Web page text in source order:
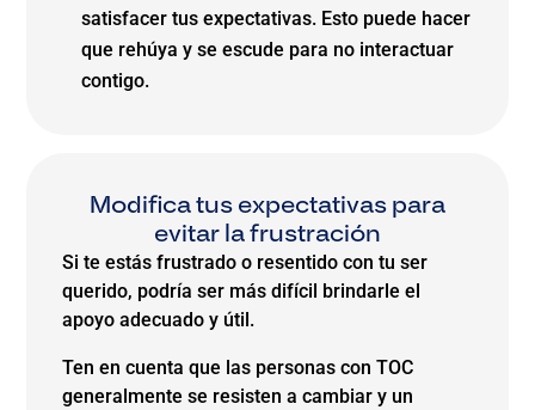
satisfacer tus expectativas. Esto puede hacer
que rehúya y se escude para no interactuar
contigo.
Modifica tus expectativas para
evitar la frustración
Si te estás frustrado o resentido con tu ser
querido, podría ser más difícil brindarle el
apoyo adecuado y útil.
Ten en cuenta que las personas con TOC
generalmente se resisten a cambiar y un